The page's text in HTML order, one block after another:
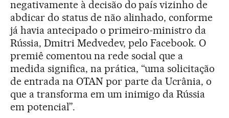
negativamente à decisão do país vizinho de
abdicar do status de não alinhado, conforme
já havia antecipado o primeiro-ministro da
Rússia, Dmitri Medvedev, pelo Facebook. O
premiê comentou na rede social que a
medida significa, na prática, “uma solicitação
de entrada na OTAN por parte da Ucrânia, o
que a transforma em um inimigo da Rússia
em potencial”.